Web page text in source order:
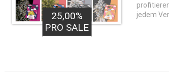
25,00%
PRO SALE
jedem